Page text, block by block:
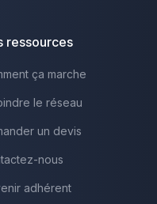
ressources
ça marche
le réseau
un devis
nous
adhérent